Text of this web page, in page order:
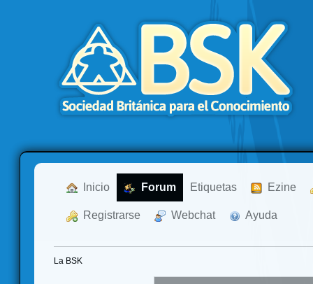
Inicio Forum Etiquetas Ezine
Registrarse Webchat Ayuda
La BSK